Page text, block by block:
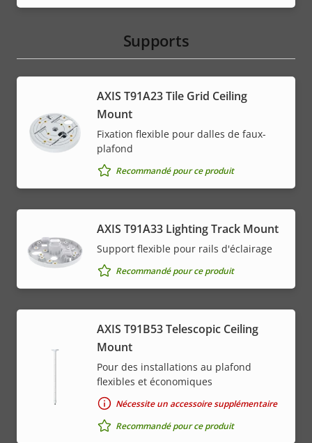
Supports
AXIS T91A23 Tile Grid Ceiling
Mount
Fixation flexible pour dalles de faux-
plafond
Recommandé pour ce produit
AXIS T91A33 Lighting Track Mount
Support flexible pour rails d'éclairage
Recommandé pour ce produit
AXIS T91B53 Telescopic Ceiling
Mount
Pour des installations au plafond
flexibles et économiques
Nécessite un accessoire supplémentaire
Recommandé pour ce produit